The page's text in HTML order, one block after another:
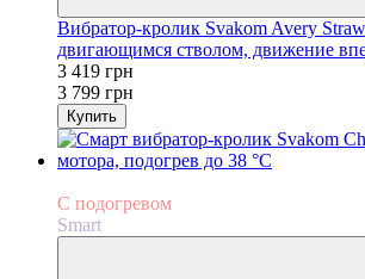
Вибратор-кролик Svakom Avery
двигающимся стволом, движение
3 419 грн
3 799 грн
Купить
С подогревом
Smart